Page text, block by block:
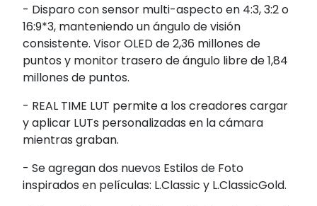
- Disparo con sensor multi-aspecto en 4:3, 3:2 o
16:9*3, manteniendo un ángulo de visión
consistente. Visor OLED de 2,36 millones de
puntos y monitor trasero de ángulo libre de 1,84
millones de puntos.
- REAL TIME LUT permite a los creadores cargar
y aplicar LUTs personalizadas en la cámara
mientras graban.
- Se agregan dos nuevos Estilos de Foto
inspirados en películas: L.Classic y L.ClassicGold.